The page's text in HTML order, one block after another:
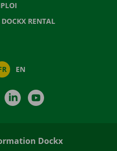
RENTAL
EN
InstagramLinkedIn
Dockx